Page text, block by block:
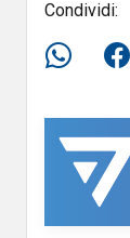
Condividi: